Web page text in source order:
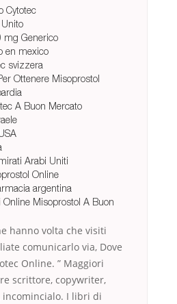
Cytotec
mg Generico
en mexico
svizzera
Ottenere Misoprostol
A Buon Mercato
Arabi Uniti
Online
argentina
Misoprostol A Buon
hanno volta che visiti
comunicarlo via, Dove
Online. ” Maggiori
scrittore, copywriter,
incomincialo. I libri di